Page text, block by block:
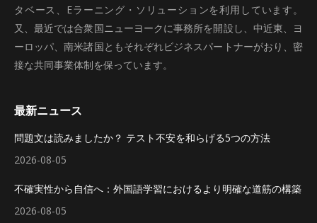
タベース、Eラーニング・ソリューションを利用しています。
又、最近では合衆国ニューヨークに事務所を開設し、中近東、ヨ
ーロッパ、南米諸国ともそれぞれビジネスパートナーがおり、密
接な共同事業体制を保っています。
最新ニュース
問題文は読みましたか？ テスト不安を和らげる5つの方法
2026-08-05
不確実性から自信へ：外国語学習におけるより明確な道筋の構築
2026-08-05